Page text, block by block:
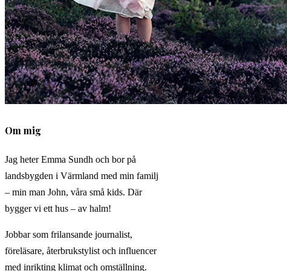
Om mig
Jag heter Emma Sundh och bor på
landsbygden i Värmland med min familj
– min man John, våra små kids. Där
bygger vi ett hus – av halm!
Jobbar som frilansande journalist,
föreläsare, återbrukstylist och influencer
med inrikting klimat och omställning.